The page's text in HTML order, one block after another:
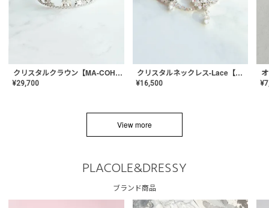
クリスタルクラウン【MA-COHD-01】韓国風クラウン/ウェディングクラウン/ティアラ
¥29,700
クリスタルネックレス-Lace【MA-CONL-02】
¥16,500 ¥
View more
PLACOLE&DRESSY
ブランド商品